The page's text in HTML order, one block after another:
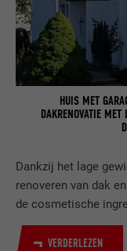
Dankzij het lage
renoveren van dak
de cosmetische
VERDERLEZEN
HUIS MET
DAKRENOVATIE MET
NAAM
AANBIEDER
VERVALTIJD 2